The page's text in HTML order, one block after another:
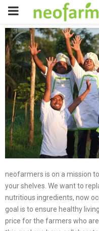
neofarmers is on a mission
your shelves. We want to
nutritious ingredients, now
goal is to ensure healthy
price for the farmers who